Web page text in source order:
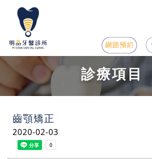
診療項目
齒顎矯正
2020-02-03